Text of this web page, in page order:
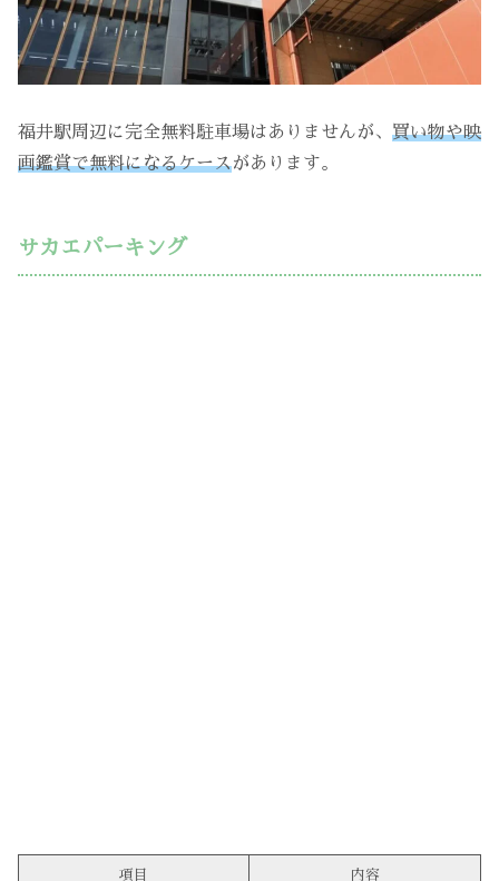
福井駅周辺に完全無料駐車場はありませんが、 買い物や映
画鑑賞で無料になるケースがあります。
サカエパーキング
項目 内容